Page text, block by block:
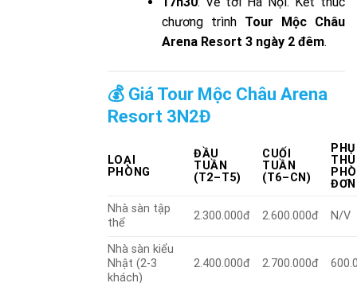
chương trình Tour Mộc Châu
Arena Resort 3 ngày 2 đêm.
💰 Giá Tour Mộc Châu Arena
Resort 3N2Đ
LOẠI
PHÒNG
ĐẦU
TUẦN
(T2–T5)
CUỐI
TUẦN
(T6–CN)
PHỤ
THU
ĐƠN
Nhà sàn tập
thể
2.300.000đ 2.600.000đ N/V
Nhà sàn kiểu
Nhật (2-3
khách)
2.400.000đ 2.700.000đ